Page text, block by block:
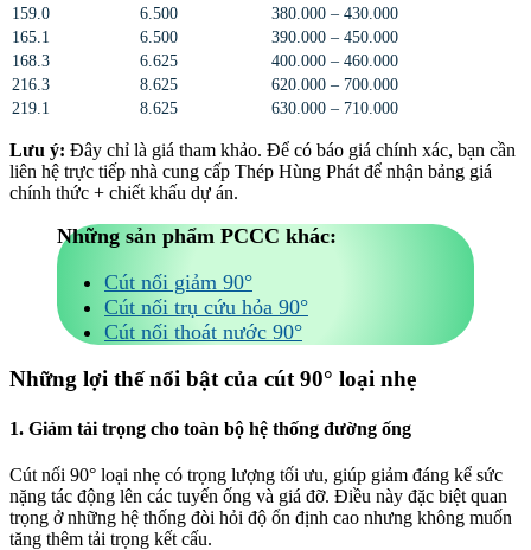
159.0
6.500
380.000 – 430.000
165.1
6.500
390.000 – 450.000
168.3
6.625
400.000 – 460.000
216.3
8.625
620.000 – 700.000
219.1
8.625 630.000 – 710.000
Lưu ý: Đây chỉ là giá tham khảo. Để có báo giá chính xác, bạn cần
liên hệ trực tiếp nhà cung cấp Thép Hùng Phát để nhận bảng giá
chính thức + chiết khấu dự án.
Những sản phẩm PCCC khác:
Cút nối giảm 90°
Cút nối trụ cứu hỏa 90°
Cút nối thoát nước 90°
Những lợi thế nổi bật của cút 90° loại nhẹ
1. Giảm tải trọng cho toàn bộ hệ thống đường ống
Cút nối 90° loại nhẹ có trọng lượng tối ưu, giúp giảm đáng kể sức
nặng tác động lên các tuyến ống và giá đỡ. Điều này đặc biệt quan
trọng ở những hệ thống đòi hỏi độ ổn định cao nhưng không muốn
tăng thêm tải trọng kết cấu.